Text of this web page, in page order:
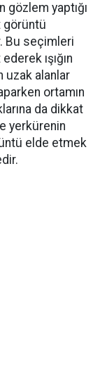
gözlem yaptığı
görüntü
Bu seçimleri
ışığın
uzak alanlar
ortamın
da dikkat
yerkürenin
elde etmek